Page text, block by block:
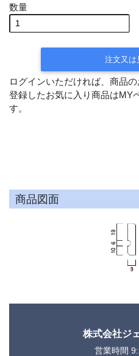
数量
注文又は
ログインいただければ、商品
登録したお気に入り商品はMY
す。
商品図面
株式会社ジ
営業時間